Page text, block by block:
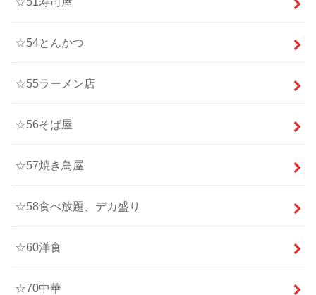
☆54とんかつ
☆55ラーメン店
☆56そば屋
☆57焼き鳥屋
☆58食べ放題、デカ盛り
☆60洋食
☆70中華